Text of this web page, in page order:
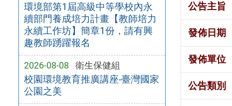
環境部第1屆高級中等學校內永
續部門養成培力計畫【教師培力
永續工作坊】簡章1份，請有興
趣教師踴躍報名
2026-08-08 衛生保健組
校園環境教育推廣講座-臺灣國家
公園之美
公告主旨
發佈日期
發佈單位
公告類別